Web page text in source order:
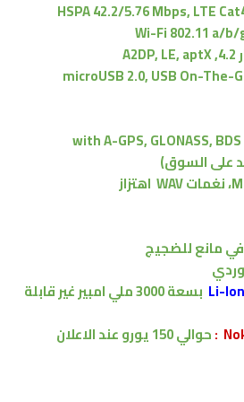
HSPA 42.2/5.76 Mbps, LTE
Wi-Fi 802.11 a/
4.2, A2DP, LE, aptX
microUSB 2.0, USB On-The-
with A-GPS, GLONASS, BDS
على السوق)
اهتزاز
مانع للضجيج
بسعة3000ملي امبيرغير قابلة
حوالي 150 يورو عند الاعلان